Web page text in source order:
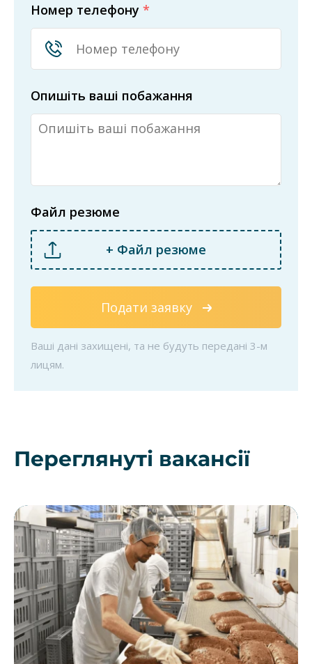
Номер телефону *
Опишіть ваші побажання
Файл резюме
+ Файл резюме
Подати заявку
Ваші дані захищені, та не будуть передані 3-м
лицям.
Переглянуті вакансії